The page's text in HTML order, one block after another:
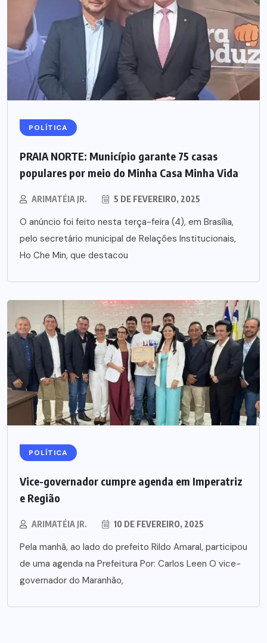
POLÍTICA
PRAIA NORTE: Município garante 75 casas
populares por meio do Minha Casa Minha Vida
ARIMATÉIA JR. 5 DE FEVEREIRO, 2025
O anúncio foi feito nesta terça-feira (4), em Brasília,
pelo secretário municipal de Relações Institucionais,
Ho Che Min, que destacou
POLÍTICA
Vice-governador cumpre agenda em Imperatriz
e Região
ARIMATÉIA JR. 10 DE FEVEREIRO, 2025
Pela manhã, ao lado do prefeito Rildo Amaral, participou
de uma agenda na Prefeitura Por: Carlos Leen O vice-
governador do Maranhão,